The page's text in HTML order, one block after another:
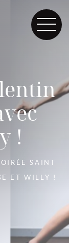
!
SAINT
ET WILLY !